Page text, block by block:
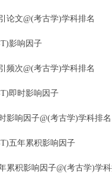
论文@(考古学)学科排名
影响因子
频次@(考古学)学科排名
即时影响因子
影响因子@(考古学)学科排名
五年累积影响因子
累积影响因子@(考古学)学